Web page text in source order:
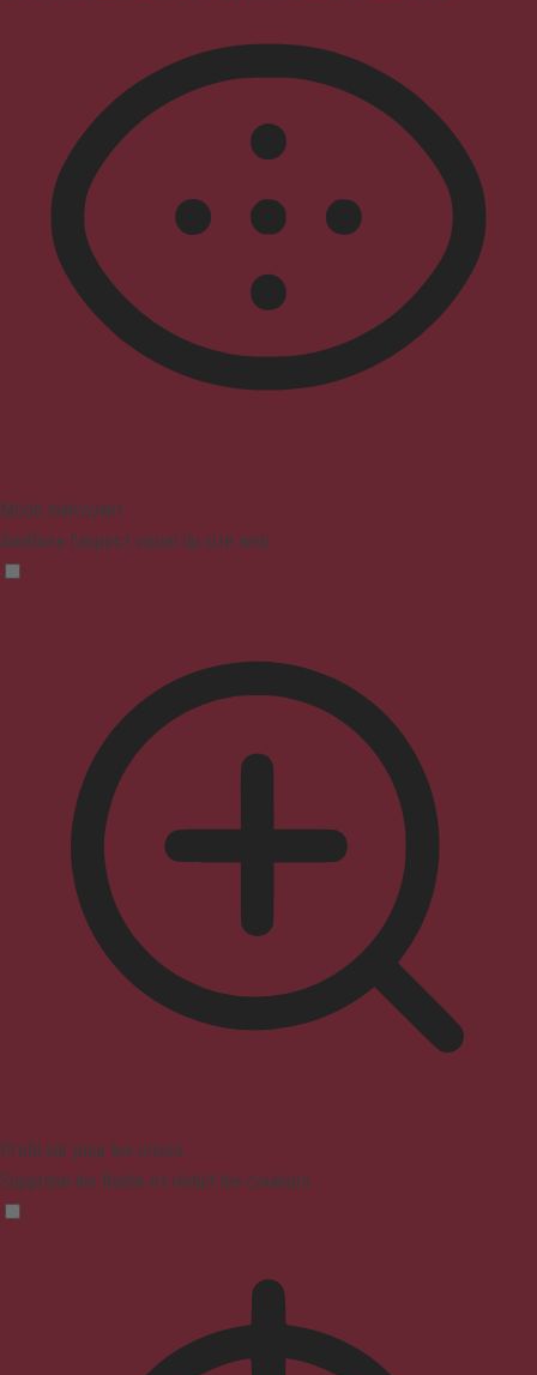
Mode malvoyant
Améliore l'aspect visuel du site web
Profil sûr pour les crises
Supprime les flashs et réduit les couleurs